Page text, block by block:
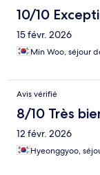
10/10
15 févr. 2026
Min Woo, séjour
Avis vérifié
8/10 Très
12 févr. 2026
Hyeonggyoo,